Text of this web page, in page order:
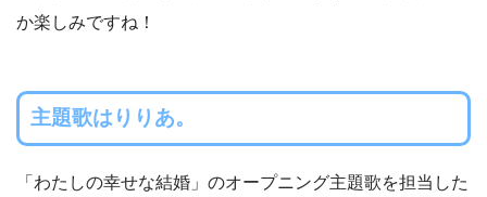
か楽しみですね！
主題歌はりりあ。
「わたしの幸せな結婚」のオープニング主題歌を担当した